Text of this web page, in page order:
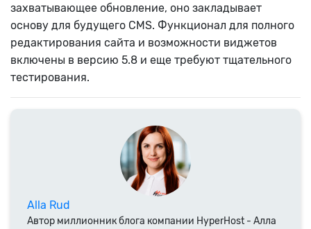
захватывающее обновление, оно закладывает
основу для будущего CMS. Функционал для полного
редактирования сайта и возможности виджетов
включены в версию 5.8 и еще требуют тщательного
тестирования.
Alla Rud
Автор миллионник блога компании HyperHost - Алла